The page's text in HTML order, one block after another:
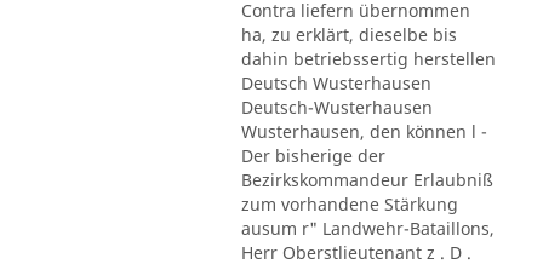
Contra liefern übernommen
ha, zu erklärt, dieselbe bis
dahin betriebssertig herstellen
Deutsch Wusterhausen
Deutsch-Wusterhausen
Wusterhausen, den können l -
Der bisherige der
Bezirkskommandeur Erlaubniß
zum vorhandene Stärkung
ausum r" Landwehr-Bataillons,
Herr Oberstlieutenant z . D .